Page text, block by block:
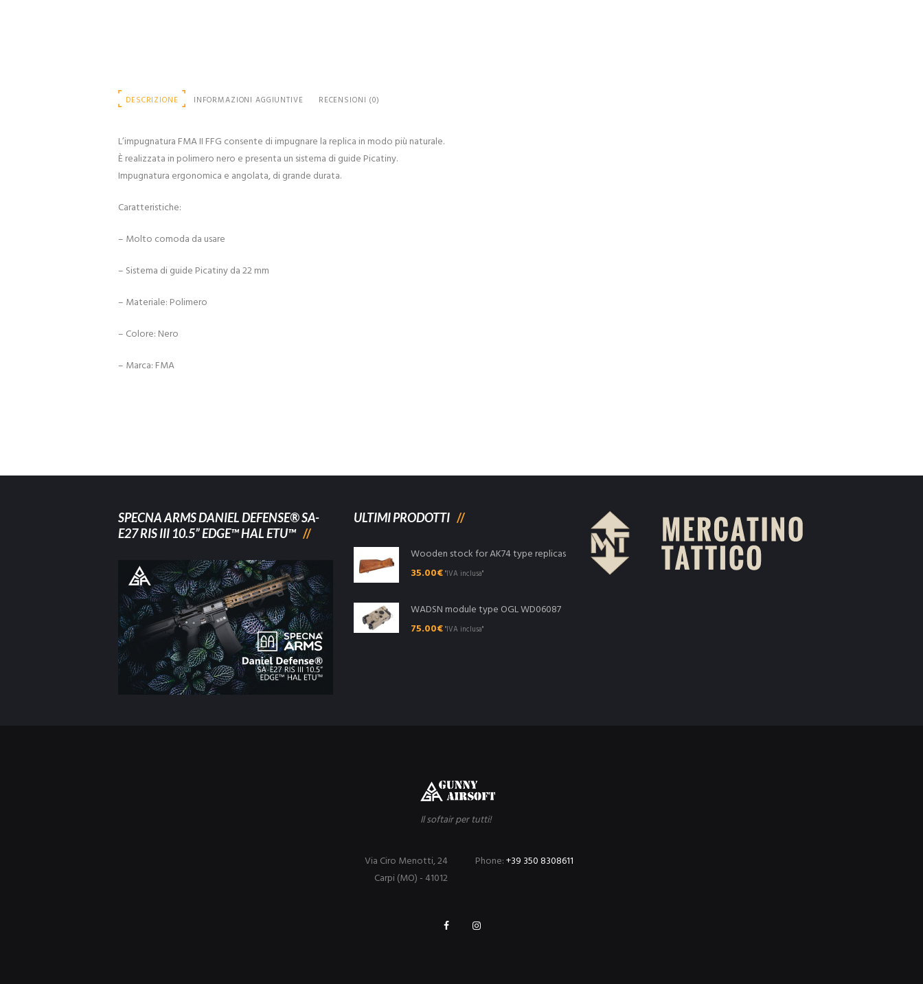
DESCRIZIONE INFORMAZIONI AGGIUNTIVE RECENSIONI (0)
L’impugnatura FMA II FFG consente di impugnare la replica in modo più naturale.
È realizzata in polimero nero e presenta un sistema di guide Picatiny.
Impugnatura ergonomica e angolata, di grande durata.
Caratteristiche:
– Molto comoda da usare
– Sistema di guide Picatiny da 22 mm
– Materiale: Polimero
– Colore: Nero
– Marca: FMA
SPECNA ARMS DANIEL DEFENSE® SA-
E27 RIS III 10.5” EDGE™ HAL ETU™
ULTIMI PRODOTTI
Wooden stock for AK74 type replicas
35.00€"IVA inclusa"
WADSN module type OGL WD06087
75.00€"IVA inclusa"
Il softair per tutti!
Phone:+39 350 8308611
Via Ciro Menotti, 24
Carpi (MO) - 41012